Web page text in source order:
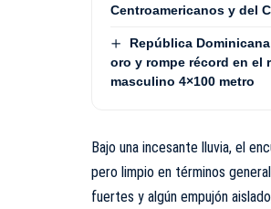
Centroamericanos y del
República
oro y rompe récord en el
masculino 4×100 metro
Bajo una incesante lluvia, el
pero limpio en términos
fuertes y algún empujón